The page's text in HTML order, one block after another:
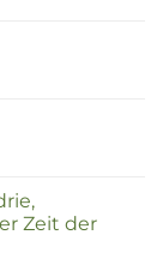
Zeit der